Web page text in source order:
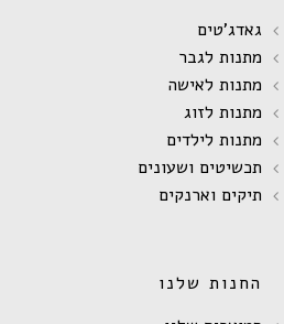
גאדג'טים
מתנות לגבר
מתנות לאישה
מתנות לזוג
מתנות לילדים
תכשיטים ושעונים
תיקים וארנקים
החנות שלנו